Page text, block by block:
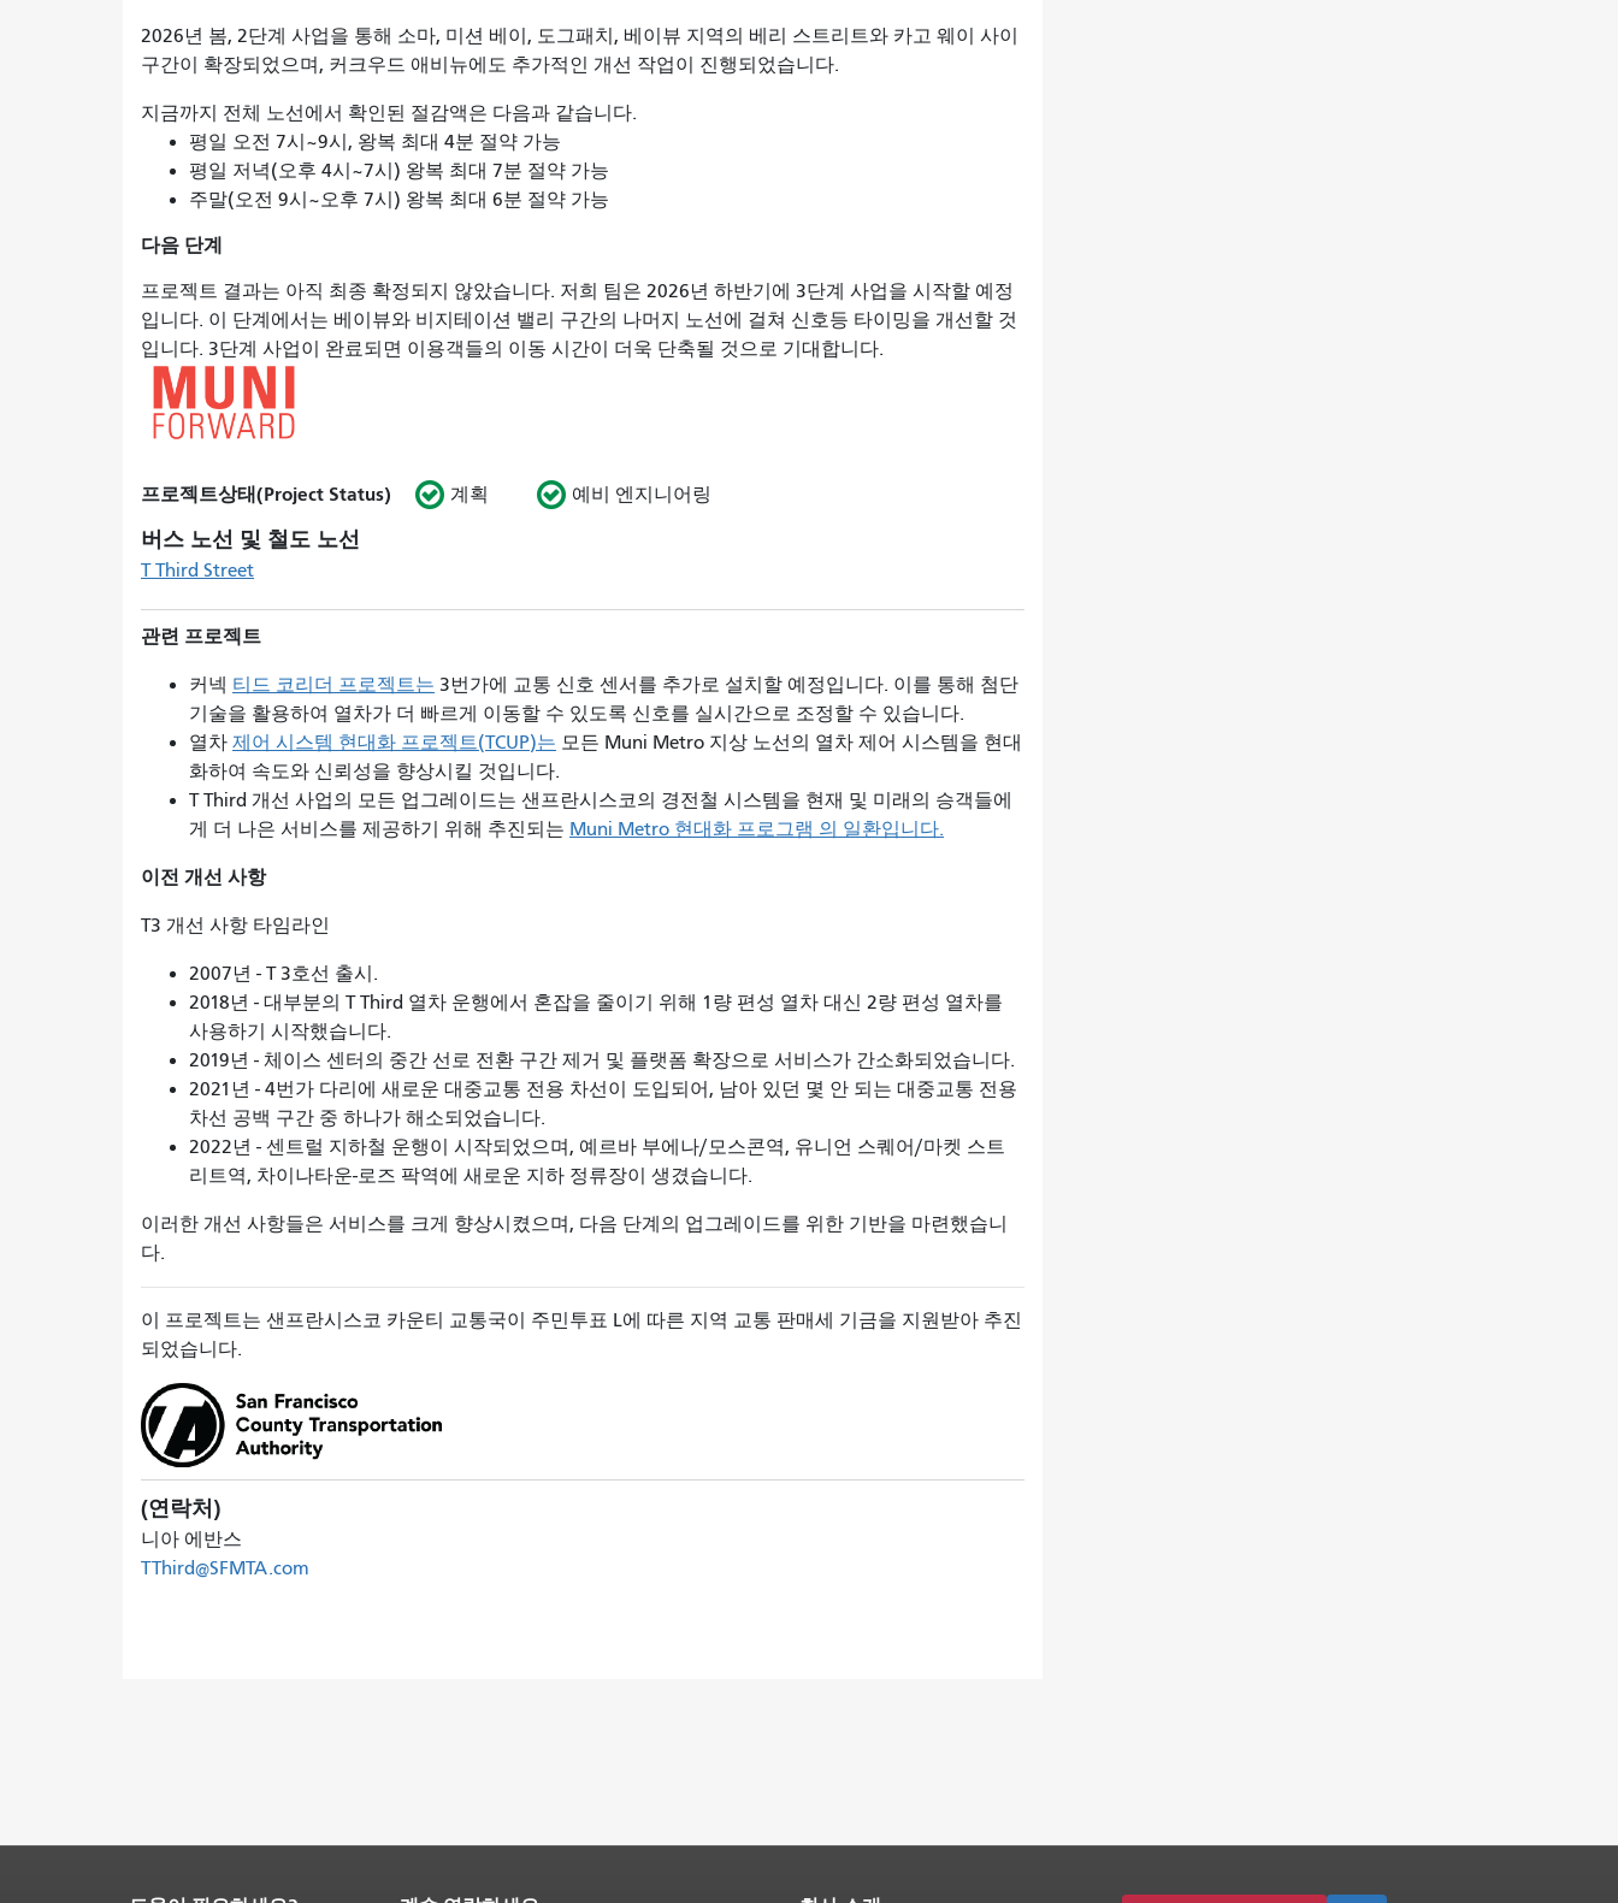
2026년 봄, 2단계 사업을 통해 소마, 미션 베이, 도그패치, 베이뷰 지역의 베리 스트리트와 카고 웨이 사이
구간이 확장되었으며, 커크우드 애비뉴에도 추가적인 개선 작업이 진행되었습니다.
지금까지 전체 노선에서 확인된 절감액은 다음과 같습니다.
평일 오전 7시~9시, 왕복 최대 4분 절약 가능
평일 저녁(오후 4시~7시) 왕복 최대 7분 절약 가능
주말(오전 9시~오후 7시) 왕복 최대 6분 절약 가능
다음 단계
프로젝트 결과는 아직 최종 확정되지 않았습니다. 저희 팀은 2026년 하반기에 3단계 사업을 시작할 예정
입니다. 이 단계에서는 베이뷰와 비지테이션 밸리 구간의 나머지 노선에 걸쳐 신호등 타이밍을 개선할 것
입니다. 3단계 사업이 완료되면 이용객들의 이동 시간이 더욱 단축될 것으로 기대합니다.
프로젝트상태(Project Status) 계획 예비 엔지니어링
버스 노선 및 철도 노선
T Third Street
관련 프로젝트
커넥 티드 코리더 프로젝트는 3번가에 교통 신호 센서를 추가로 설치할 예정입니다. 이를 통해 첨단
기술을 활용하여 열차가 더 빠르게 이동할 수 있도록 신호를 실시간으로 조정할 수 있습니다.
열차 제어 시스템 현대화 프로젝트(TCUP)는 모든 Muni Metro 지상 노선의 열차 제어 시스템을 현대
화하여 속도와 신뢰성을 향상시킬 것입니다.
T Third 개선 사업의 모든 업그레이드는 샌프란시스코의 경전철 시스템을 현재 및 미래의 승객들에
게 더 나은 서비스를 제공하기 위해 추진되는 Muni Metro 현대화 프로그램 의 일환입니다.
이전 개선 사항
T3 개선 사항 타임라인
2007년 - T 3호선 출시.
2018년 - 대부분의 T Third 열차 운행에서 혼잡을 줄이기 위해 1량 편성 열차 대신 2량 편성 열차를
사용하기 시작했습니다.
2019년 - 체이스 센터의 중간 선로 전환 구간 제거 및 플랫폼 확장으로 서비스가 간소화되었습니다.
2021년 - 4번가 다리에 새로운 대중교통 전용 차선이 도입되어, 남아 있던 몇 안 되는 대중교통 전용
차선 공백 구간 중 하나가 해소되었습니다.
2022년 - 센트럴 지하철 운행이 시작되었으며, 예르바 부에나/모스콘역, 유니언 스퀘어/마켓 스트
리트역, 차이나타운-로즈 팍역에 새로운 지하 정류장이 생겼습니다.
이러한 개선 사항들은 서비스를 크게 향상시켰으며, 다음 단계의 업그레이드를 위한 기반을 마련했습니
다.
이 프로젝트는 샌프란시스코 카운티 교통국이 주민투표 L에 따른 지역 교통 판매세 기금을 지원받아 추진
되었습니다.
(연락처)
니아 에반스
TThird@SFMTA.com